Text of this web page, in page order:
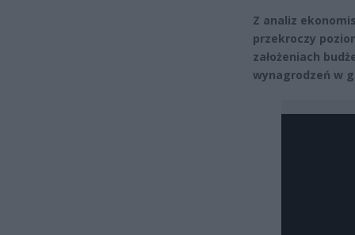
Z analiz
przekroczy
założeniach
wynagrodzeń w